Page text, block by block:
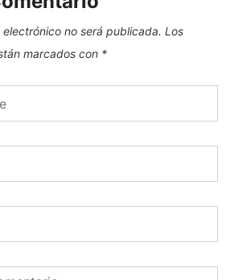
no será publicada. Los
marcados con *